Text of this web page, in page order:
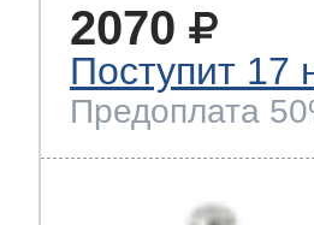
2070
Поступит 17
Предоплата